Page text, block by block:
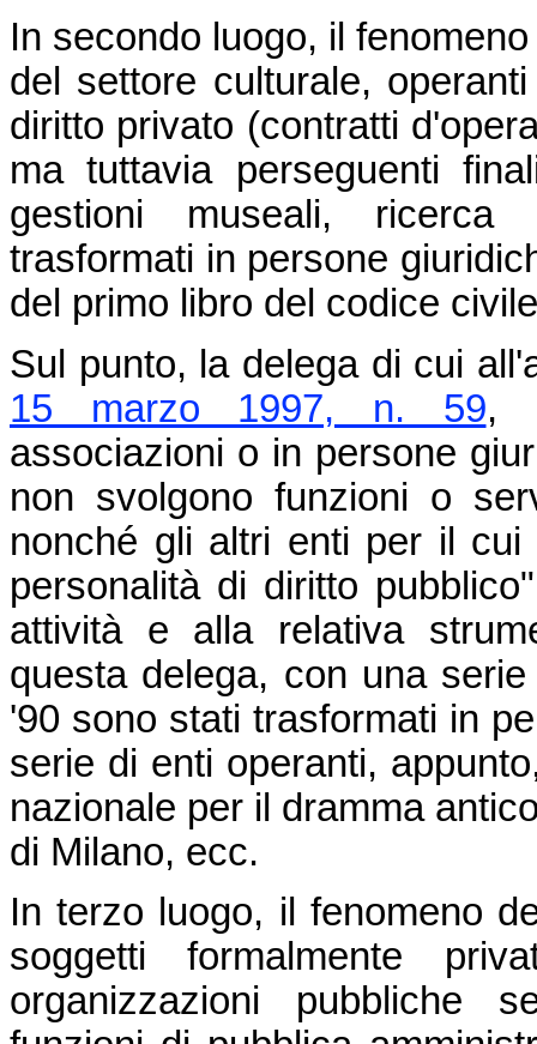
In secondo luogo, il
del settore culturale,
diritto privato (contratti
ma tuttavia perseguenti
gestioni museali, ricerca
trasformati in persone
del primo libro del codice
Sul punto, la delega di cui
15 marzo 1997, n. 59,
associazioni o in persone
non svolgono funzioni o
nonché gli altri enti per il
personalità di diritto
attività e alla relativa
questa delega, con una
'90 sono stati trasformati in
serie di enti operanti,
nazionale per il dramma
di Milano, ecc.
In terzo luogo, il fenomeno
soggetti formalmente
organizzazioni pubbliche